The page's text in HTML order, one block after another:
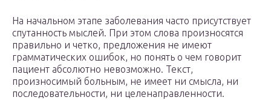
На начальном этапе заболевания часто присутствует
спутанность мыслей. При этом слова произносятся
правильно и четко, предложения не имеют
грамматических ошибок, но понять о чем говорит
пациент абсолютно невозможно. Текст,
произносимый больным, не имеет ни смысла, ни
последовательности, ни целенаправленности.